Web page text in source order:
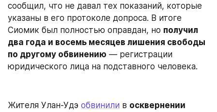
сообщил, что не давал тех показаний, которые
указаны в его протоколе допроса. В итоге
Сиомик был полностью оправдан, но получил
два года и восемь месяцев лишения свободы
по другому обвинению — регистрации
юридического лица на подставного человека.
Жителя Улан-Удэ обвинили в осквернении